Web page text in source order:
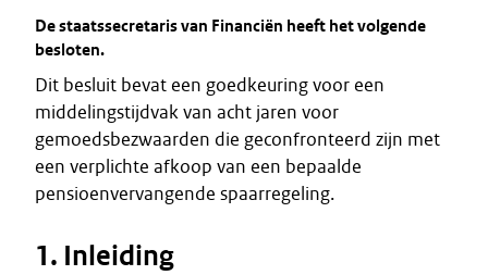
De staatssecretaris van Financiën heeft het volgende
besloten.
Dit besluit bevat een goedkeuring voor een
middelingstijdvak van acht jaren voor
gemoedsbezwaarden die geconfronteerd zijn met
een verplichte afkoop van een bepaalde
pensioenvervangende spaarregeling.
1. Inleiding